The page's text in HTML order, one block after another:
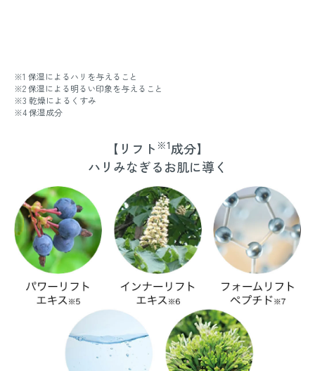
※1 保湿によるハリを与えること
※2 保湿による明るい印象を与えること
※3 乾燥によるくすみ
※4 保湿成分
【リフト ※1成分】
ハリみなぎるお肌に導く